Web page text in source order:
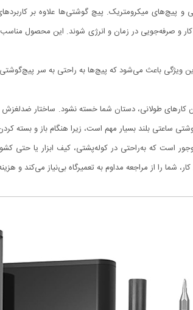
میکرومتریک. پیچ گوشتی‌ها علاوه بر
و صرفه‌جویی در زمان و انرژی شوند. این محصول
باعث می‌شود که پیچ‌ها به راحتی به سر پیچ‌گوشتی
طولانی، دستان شما خسته نشود. ساختار ضدلغزش و
ساعتی بلند بسیار مهم است، زیرا هنگام باز و بسته
است که به‌راحتی در کوله‌پشتی، کیف ابزار یا
شما را از مراجعه مداوم به تعمیرگاه بی‌نیاز می‌کند و